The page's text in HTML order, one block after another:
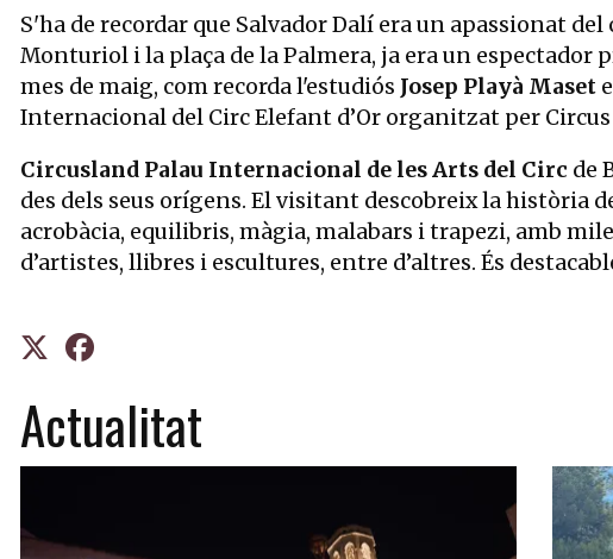
S'ha de recordar que Salvador Dalí era un apassionat
Monturiol i la plaça de la Palmera, ja era un espectador
mes de maig, com recorda l'estudiós Josep Playà Maset
Internacional del Circ Elefant d’Or organitzat per
Circusland Palau Internacional de les Arts del Circ de
des dels seus orígens. El visitant descobreix la història
acrobàcia, equilibris, màgia, malabars i trapezi, amb
d’artistes, llibres i escultures, entre d’altres. És
Actualitat